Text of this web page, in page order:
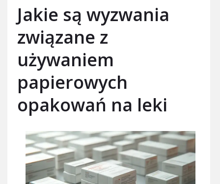
Jakie są wyzwania
związane z
używaniem
papierowych
opakowań na leki